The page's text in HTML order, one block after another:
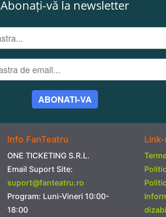
Abonați-vă la newsletter
ABONATI-VA
Info FanTeatru
ONE TICKETING S.R.L.
Email Suport Site:
suport@fanteatru.ro
Program: Luni-Vineri 10:00-
18:00